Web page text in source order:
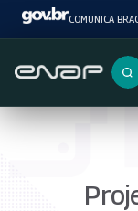
COMUNICA BR